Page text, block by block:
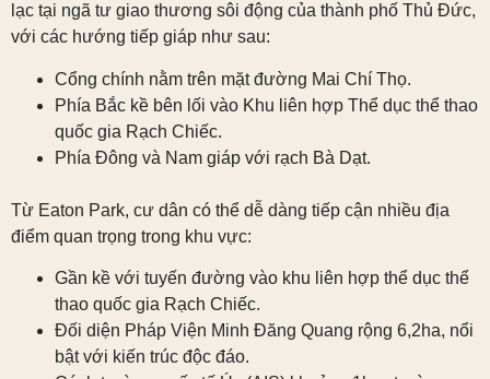
lạc tại ngã tư giao thương sôi động của thành phố Thủ Đức,
với các hướng tiếp giáp như sau:
Cổng chính nằm trên mặt đường Mai Chí Thọ.
Phía Bắc kề bên lối vào Khu liên hợp Thể dục thể thao
quốc gia Rạch Chiếc.
Phía Đông và Nam giáp với rạch Bà Dạt.
Từ Eaton Park, cư dân có thể dễ dàng tiếp cận nhiều địa
điểm quan trọng trong khu vực:
Gần kề với tuyến đường vào khu liên hợp thể dục thể
thao quốc gia Rạch Chiếc.
Đối diện Pháp Viện Minh Đăng Quang rộng 6,2ha, nổi
bật với kiến trúc độc đáo.